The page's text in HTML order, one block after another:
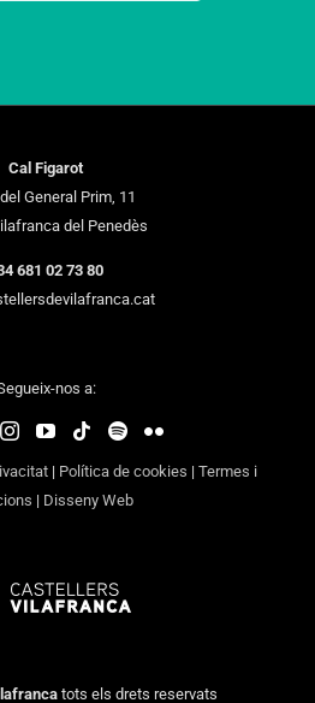
Cal Figarot
General Prim, 11
del Penedès
681 02 73 80
nos a:
| Política de cookies | Termes i
| Disseny Web
tots els drets reservats